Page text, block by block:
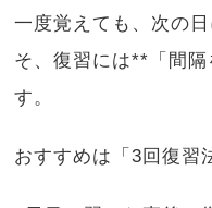
一度覚えても、次の
そ、復習には**「間
す。
おすすめは「3回復習